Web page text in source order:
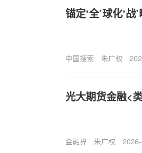
锚定‘全’球化‘
中国搜索 朱广权
光大期货金融<
金融界 朱广权